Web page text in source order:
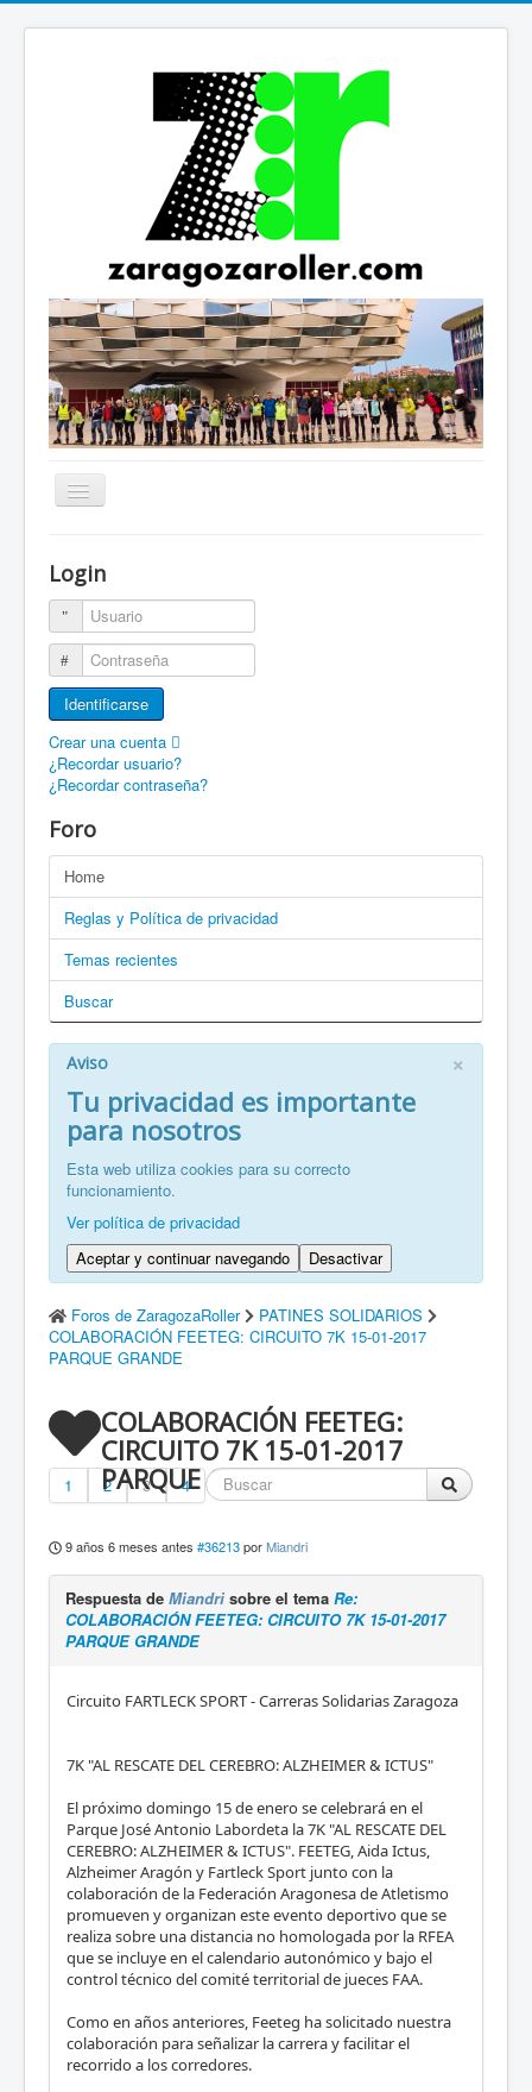
Cambiar
Patines Solidarios
¿Cómo asociarme? Ventajas
Movilidad en patines F.A.Q.
Enlaces
EN: Welcome to ZaragozaRoller!
EN: How to become a member?
DE: Willkommen zu ZaragozaRoller!
PT: Bem vindo a ZaragozaRoller!
CAT: Benvingut a ZaragozaRoller!
GAL: Benvido a ZaragozaRoller!
FR: Bienvenu à ZaragozaRoller!
ZH: 欢迎来到萨拉戈萨轮滑协会！
Login
Usuario
Contraseña
Identificarse
Crear una cuenta
¿Recordar usuario?
¿Recordar contraseña?
Foro
Home
Reglas y Política de privacidad
Temas recientes
Buscar
×
Aviso
Tu privacidad es importante
para nosotros
Esta web utiliza cookies para su correcto
funcionamiento.
Ver política de privacidad
Aceptar y continuar navegando
Desactivar
Foros de ZaragozaRoller
PATINES SOLIDARIOS
COLABORACIÓN FEETEG: CIRCUITO 7K 15-01-2017
PARQUE GRANDE
COLABORACIÓN FEETEG:
CIRCUITO 7K 15-01-2017
PARQUE GRANDE
1 2 3 4
9 años 6 meses antes #36213porMiandri
Respuesta de Miandri sobre el tema Re:
COLABORACIÓN FEETEG: CIRCUITO 7K 15-01-2017
PARQUE GRANDE
Circuito FARTLECK SPORT - Carreras Solidarias Zaragoza
7K "AL RESCATE DEL CEREBRO: ALZHEIMER & ICTUS"
El próximo domingo 15 de enero se celebrará en el
Parque José Antonio Labordeta la 7K "AL RESCATE DEL
CEREBRO: ALZHEIMER & ICTUS". FEETEG, Aida Ictus,
Alzheimer Aragón y Fartleck Sport junto con la
colaboración de la Federación Aragonesa de Atletismo
promueven y organizan este evento deportivo que se
realiza sobre una distancia no homologada por la RFEA
que se incluye en el calendario autonómico y bajo el
control técnico del comité territorial de jueces FAA.
Como en años anteriores, Feeteg ha solicitado nuestra
colaboración para señalizar la carrera y facilitar el
recorrido a los corredores.